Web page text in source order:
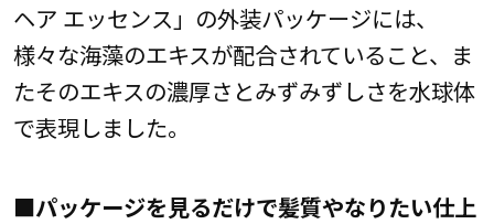
ヘア エッセンス」の外装パッケージには、
様々な海藻のエキスが配合されていること、ま
たそのエキスの濃厚さとみずみずしさを水球体
で表現しました。
■パッケージを見るだけで髪質やなりたい仕上